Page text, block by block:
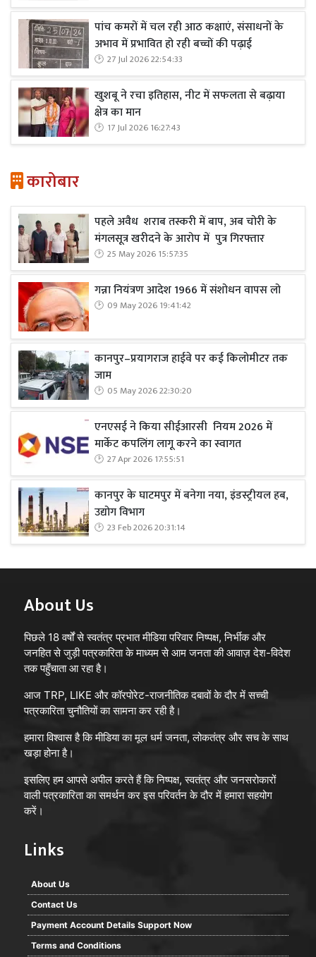
पांच कमरों में चल रही आठ कक्षाएं, संसाधनों के
अभाव में प्रभावित हो रही बच्चों की पढ़ाई
27 Jul 2026 22:54:33
खुशबू ने रचा इतिहास, नीट में सफलता से बढ़ाया
क्षेत्र का मान
17 Jul 2026 16:27:43
कारोबार
पहले अवैध शराब तस्करी में बाप, अब चोरी के
मंगलसूत्र खरीदने के आरोप में पुत्र गिरफ्तार
25 May 2026 15:57:35
गन्ना नियंत्रण आदेश 1966 में संशोधन वापस लो
09 May 2026 19:41:42
कानपुर–प्रयागराज हाईवे पर कई किलोमीटर तक
जाम
05 May 2026 22:30:20
एनएसई ने किया सीईआरसी नियम 2026 में
मार्केट कपलिंग लागू करने का स्वागत
27 Apr 2026 17:55:51
कानपुर के घाटमपुर में बनेगा नया, इंडस्ट्रीयल हब,
उद्योग विभाग
23 Feb 2026 20:31:14
About Us
पिछले 18 वर्षों से स्वतंत्र प्रभात मीडिया परिवार निष्पक्ष, निर्भीक और
जनहित से जुड़ी पत्रकारिता के माध्यम से आम जनता की आवाज़ देश-विदेश
तक पहुँचाता आ रहा है।
आज TRP, LIKE और कॉरपोरेट-राजनीतिक दबावों के दौर में सच्ची
पत्रकारिता चुनौतियों का सामना कर रही है।
हमारा विश्वास है कि मीडिया का मूल धर्म जनता, लोकतंत्र और सच के साथ
खड़ा होना है।
इसलिए हम आपसे अपील करते हैं कि निष्पक्ष, स्वतंत्र और जनसरोकारों
वाली पत्रकारिता का समर्थन कर इस परिवर्तन के दौर में हमारा सहयोग
करें।
Links
About Us
Contact Us
Payment Account Details Support Now
Terms and Conditions